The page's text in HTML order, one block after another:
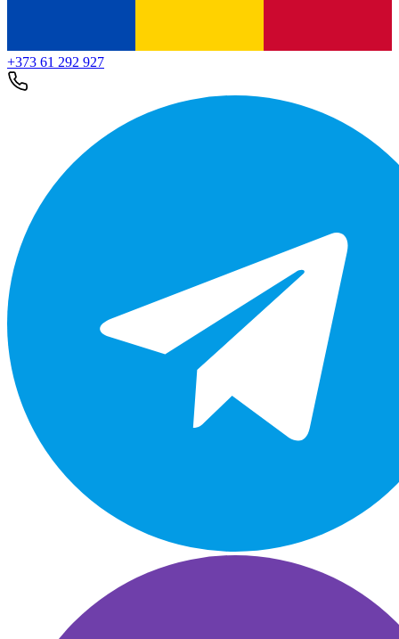
+373 61 292 927